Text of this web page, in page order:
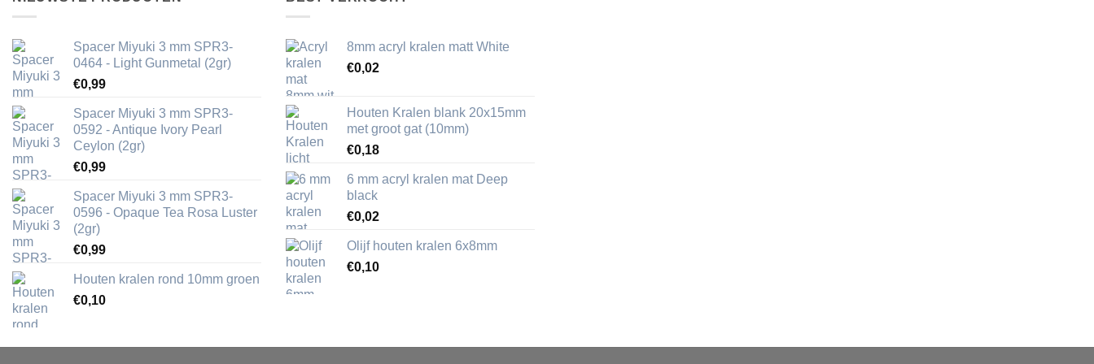
Spacer Miyuki 3 mm SPR3-
0464 - Light Gunmetal (2gr)
€0,99
Spacer Miyuki 3 mm SPR3-
0592 - Antique Ivory Pearl
Ceylon (2gr)
€0,99
Spacer Miyuki 3 mm SPR3-
0596 - Opaque Tea Rosa Luster
(2gr)
€0,99
Houten kralen rond 10mm groen
€0,10
8mm acryl kralen matt White
€0,02
Houten Kralen blank 20x15mm
met groot gat (10mm)
€0,18
6 mm acryl kralen mat Deep
black
€0,02
Olijf houten kralen 6x8mm
€0,10